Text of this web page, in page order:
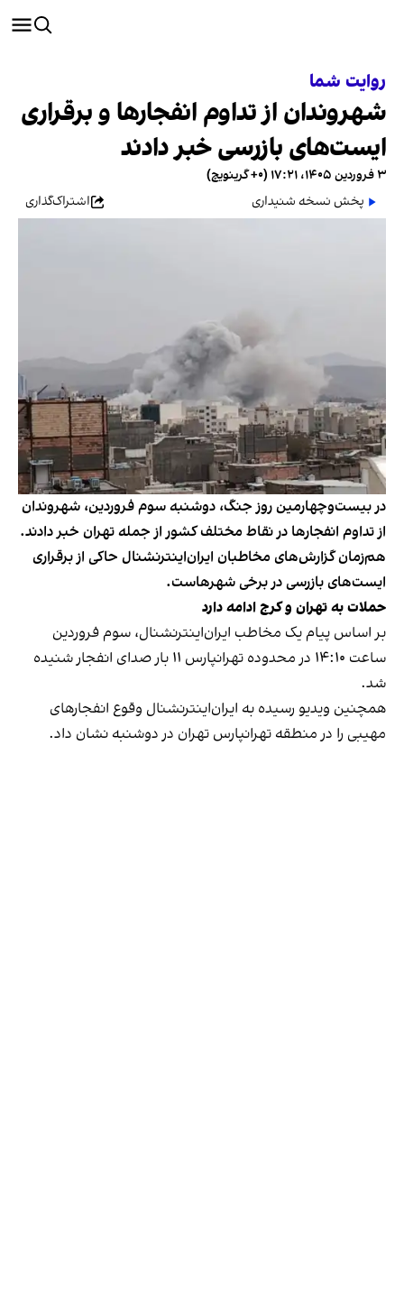
روایت شما
شهروندان از تداوم انفجارها و برقراری
ایست‌های بازرسی خبر دادند
۳ فروردین ۱۴۰۵، ۱۷:۲۱ (‎+۰ گرینویچ)
پخش نسخه شنیداری
اشتراک‌گذاری
در بیست‌وچهارمین روز جنگ، دوشنبه سوم فروردین، شهروندان
از تداوم انفجارها در نقاط مختلف کشور از جمله تهران خبر دادند.
هم‌زمان گزارش‌های مخاطبان ایران‌اینترنشنال حاکی از برقراری
ایست‌های بازرسی در برخی شهرهاست.
حملات به تهران و کرج ادامه دارد
بر اساس پیام یک مخاطب ایران‌اینترنشنال، سوم فروردین
ساعت ۱۴:۱۰ در محدوده تهرانپارس ۱۱ بار صدای انفجار شنیده
شد.
همچنین ویدیو رسیده به ایران‌اینترنشنال وقوع انفجارهای
مهیبی را در منطقه تهرانپارس تهران در دوشنبه نشان داد.